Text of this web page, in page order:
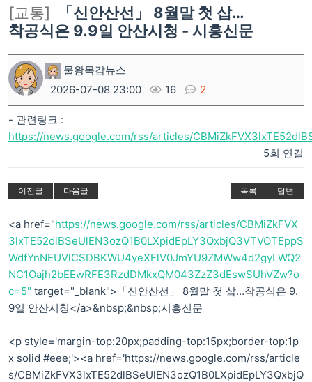
[교통]
「신안산선」 8월말 첫 삽…
착공식은 9.9일 안산시청 - 시흥신문
물왕목감뉴스
2026-07-08 23:00
16 2
- 관련링크 :
https://news.google.com/rss/articles/
5회 연결
이전글 다음글 목록 답변
<a href="https://news.google.com/rss/articles/CBMiZkFVX
3lxTE52dlBSeUlEN3ozQ1B0LXpidEpLY3QxbjQ3VTVOTEppS
WdfYnNEUVlCSDBKWU4yeXFlV0JmYU9ZMWw4d2gyLWQ2
NC1Oajh2bEEwRFE3RzdDMkxQM043ZzZ3dEswSUhVZw?o
c=5" target="_blank">「신안산선」 8월말 첫 삽…착공식은 9.
9일 안산시청</a>&nbsp;&nbsp;시흥신문
<p style='margin-top:20px;padding-top:15px;border-top:1p
x solid #eee;'><a href='https://news.google.com/rss/article
s/CBMiZkFVX3lxTE52dlBSeUlEN3ozQ1B0LXpidEpLY3QxbjQ